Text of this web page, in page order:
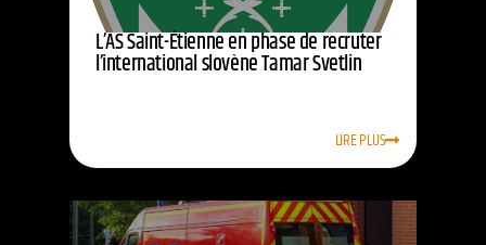
L’AS Saint-Étienne en phase de recruter
l’international slovène Tamar Svetlin
LIRE PLUS